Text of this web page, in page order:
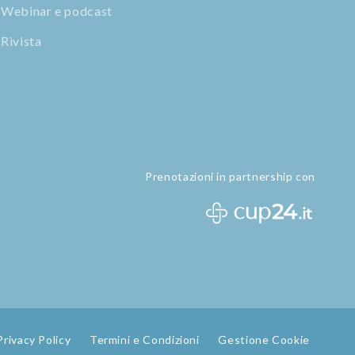
Webinar e podcast
Rivista
Prenotazioni in partnership con
Policy Termini e Condizioni Gestione Cookie